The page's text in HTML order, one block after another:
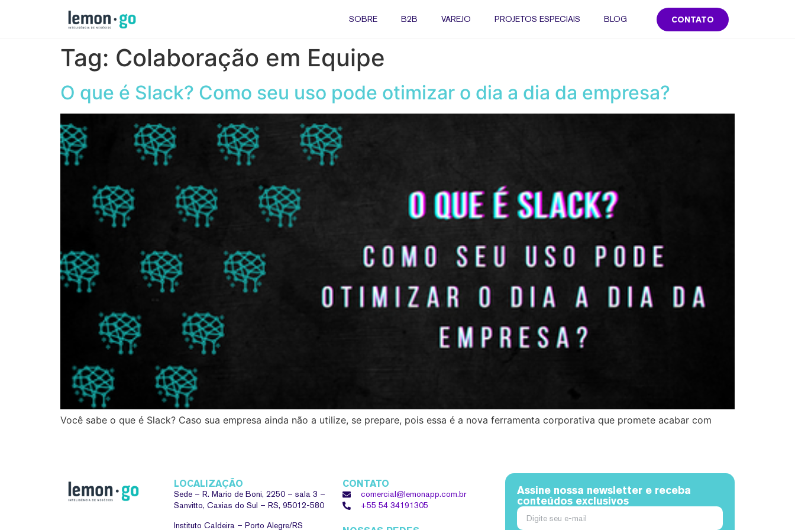
SOBRE B2B VAREJO PROJETOS ESPECIAIS BLOG CONTATO
Tag: Colaboração em Equipe
O que é Slack? Como seu uso pode otimizar o dia a dia da empresa?
Você sabe o que é Slack? Caso sua empresa ainda não a utilize, se prepare, pois essa é a nova ferramenta corporativa que promete acabar com
LOCALIZAÇÃO
Sede –R. Mario de Boni, 2250 – sala 3 –
Sanvitto, Caxias do Sul – RS, 95012-580
Instituto Caldeira – Porto Alegre/RS
CONTATO
comercial@lemonapp.com.br
+55 54 34191305
Assine nossa newsletter e receba
conteúdos exclusivos